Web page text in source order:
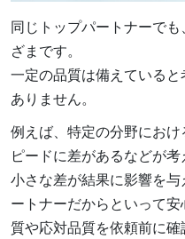
同じトップパートナーで
ざまです。
一定の品質は備えている
ありません。
例えば、特定の分野にお
ピードに差があるなどが考
小さな差が結果に影響を
ートナーだからといって
質や応対品質を依頼前に確